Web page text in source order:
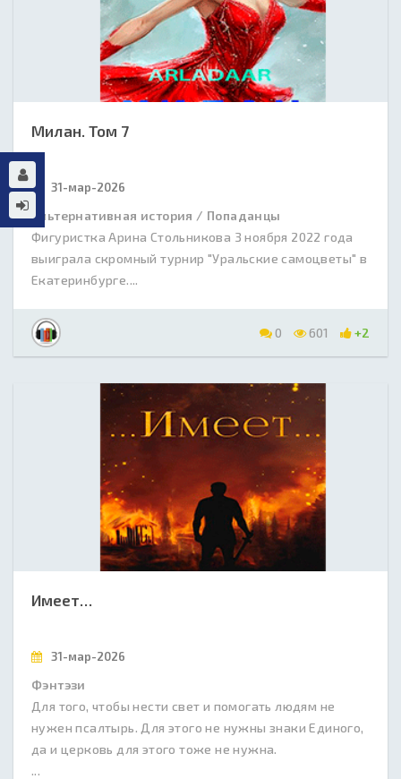
Милан. Том 7
31-мар-2026
Альтернативная история / Попаданцы
Фигуристка Арина Стольникова 3 ноября 2022 года
выиграла скромный турнир "Уральские самоцветы" в
Екатеринбурге....
0 601 +2
Имеет…
31-мар-2026
Фэнтэзи
Для того, чтобы нести свет и помогать людям не
нужен псалтырь. Для этого не нужны знаки Единого,
да и церковь для этого тоже не нужна.
...